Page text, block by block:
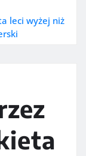
leci wyżej niż